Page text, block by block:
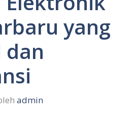
yang
dan
admin